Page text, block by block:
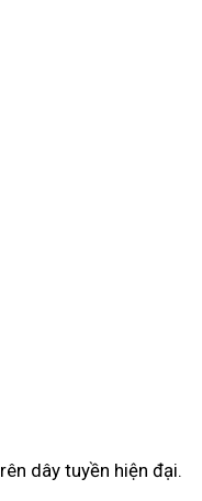
dây tuyền hiện đại.